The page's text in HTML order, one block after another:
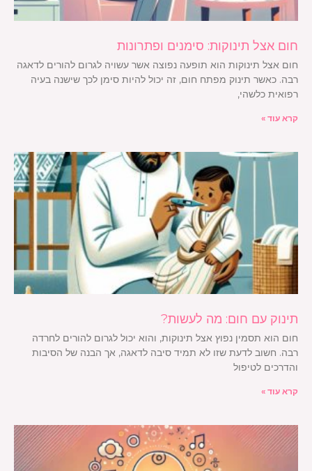
חום אצל תינוקות: סימנים ופתרונות
חום אצל תינוקות הוא תופעה נפוצה אשר עשויה לגרום להורים לדאגה
רבה. כאשר תינוק מפתח חום, זה יכול להיות סימן לכך שישנה בעיה
רפואית כלשהי,
קרא עוד »
תינוק עם חום: מה לעשות?
חום הוא תסמין נפוץ אצל תינוקות, והוא יכול לגרום להורים לחרדה
רבה. חשוב לדעת שזו לא תמיד סיבה לדאגה, אך הבנה של הסיבות
והדרכים לטיפול
קרא עוד »